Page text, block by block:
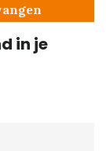
in je